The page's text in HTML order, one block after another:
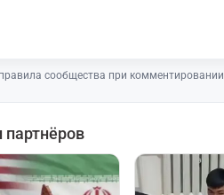
сообщества при комментировании